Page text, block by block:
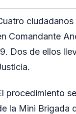
Comandante
Dos de ellos
procedimiento
la Mini Brigada